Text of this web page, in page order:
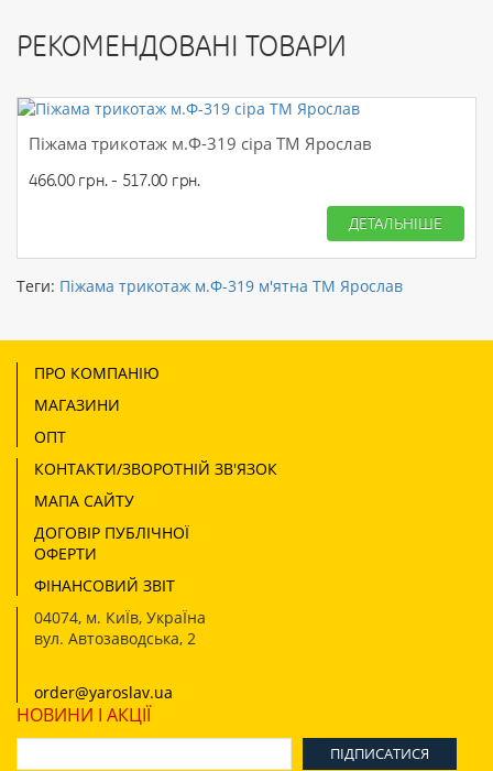
РЕКОМЕНДОВАНІ ТОВАРИ
Піжама трикотаж м.Ф-319 сіра ТМ Ярослав
466.00 грн. - 517.00 грн.
ДЕТАЛЬНІШЕ
Теги: Піжама трикотаж м.Ф-319 м'ятна ТМ Ярослав
ПРО КОМПАНІЮ
МАГАЗИНИ
ОПТ
КОНТАКТИ/ЗВОРОТНІЙ ЗВ'ЯЗОК
МАПА САЙТУ
ДОГОВІР ПУБЛІЧНОЇ
ОФЕРТИ
ФІНАНСОВИЙ ЗВІТ
04074, м. КиЇв, УкраЇна
вул. Автозаводська, 2
order@yaroslav.ua
НОВИНИ І АКЦІЇ